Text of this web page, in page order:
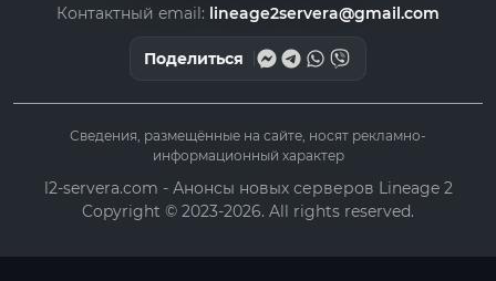
Контактный email: lineage2servera@gmail.com
Поделиться
Сведения, размещённые на сайте, носят рекламно-
информационный характер
l2-servera.com - Анонсы новых серверов Lineage 2
Copyright © 2023-2026. All rights reserved.